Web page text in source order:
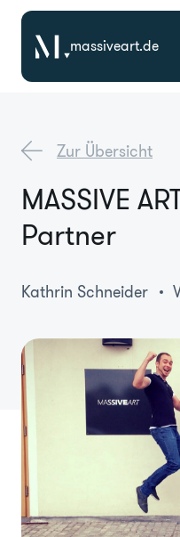
massiveart.de
Referenzen
Branchen
Karriere
Über Uns
Zur Übersicht
MASSIVE
Partner
Kathrin Schneider